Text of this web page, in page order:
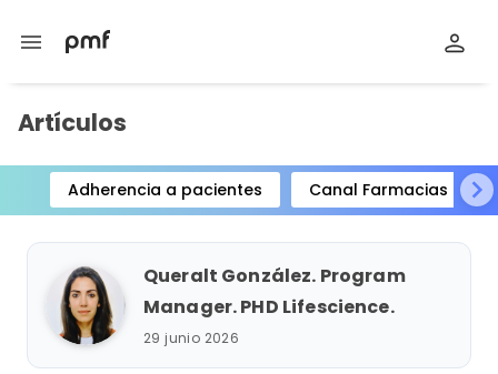
menu
Artículos
Adherencia a pacientes Canal Farmacias
Item
1
Queralt González. Program
Manager. PHD Lifescience.
29 junio 2026